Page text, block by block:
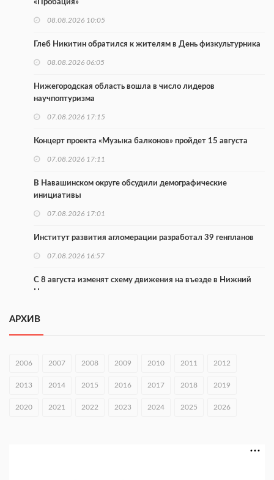
«Пробация»
08.08.2026 10:05
Глеб Никитин обратился к жителям в День физкультурника
08.08.2026 06:05
Нижегородская область вошла в число лидеров
научпоптуризма
07.08.2026 17:15
Концерт проекта «Музыка балконов» пройдет 15 августа
07.08.2026 17:11
В Навашинском округе обсудили демографические
инициативы
07.08.2026 17:01
Институт развития агломерации разработал 39 генпланов
07.08.2026 16:57
С 8 августа изменят схему движения на въезде в Нижний
Новгород
В Нижегородской области прошло заседание АТК и
07.08.2026 14:54
В Чкаловске спустили на воду «Метеор-120Р»
07.08.2026 14:01
АРХИВ
2006 2007 2008 2009 2010 2011 2012
2013 2014 2015 2016 2017 2018 2019
2020 2021 2022 2023 2024 2025 2026